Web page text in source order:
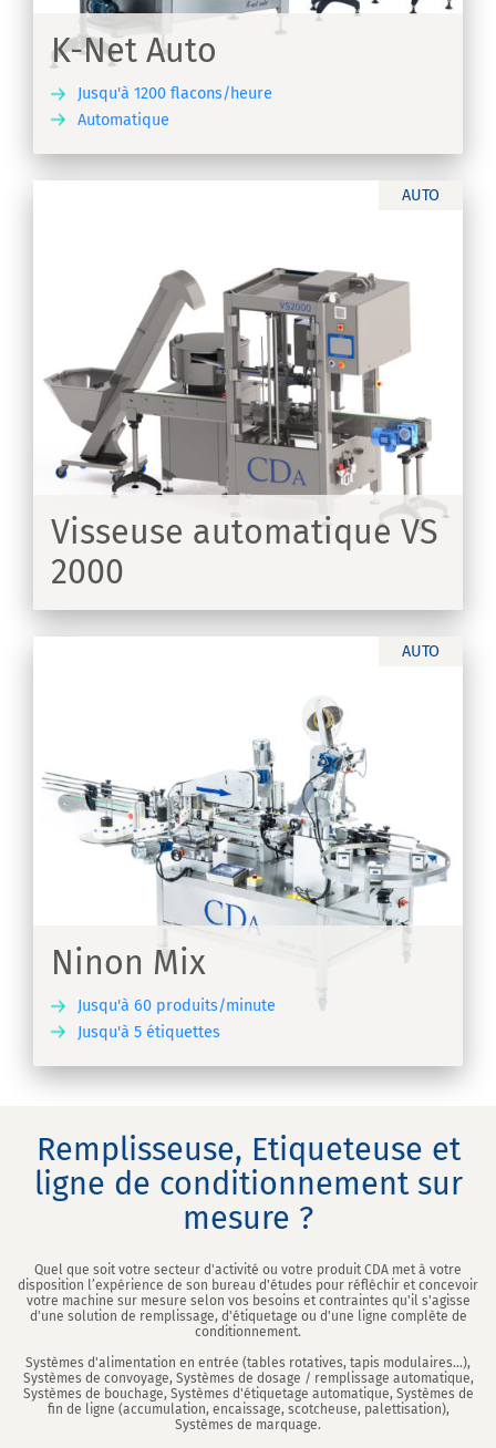
K-Net Auto
Jusqu'à 1200 flacons/heure
Automatique
AUTO
Visseuse automatique VS
2000
AUTO
Ninon Mix
Jusqu'à 60 produits/minute
Jusqu'à 5 étiquettes
Remplisseuse, Etiqueteuse et
ligne de conditionnement sur
mesure ?
Quel que soit votre secteur d'activité ou votre produit CDA met à votre
disposition l’expérience de son bureau d'études pour réfléchir et concevoir
votre machine sur mesure selon vos besoins et contraintes qu'il s'agisse
d'une solution de remplissage, d'étiquetage ou d'une ligne complète de
conditionnement.
Systèmes d'alimentation en entrée (tables rotatives, tapis modulaires...),
Systèmes de convoyage, Systèmes de dosage / remplissage automatique,
Systèmes de bouchage, Systèmes d'étiquetage automatique, Systèmes de
fin de ligne (accumulation, encaissage, scotcheuse, palettisation),
Systèmes de marquage.